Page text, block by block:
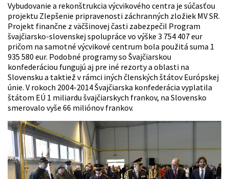
Vybudovanie a rekonštrukcia výcvikového centra je súčasťou
projektu Zlepšenie pripravenosti záchranných zložiek MV SR.
Projekt finančne z väčšinovej časti zabezpečil Program
švajčiarsko-slovenskej spolupráce vo výške 3 754 407 eur
pričom na samotné výcvikové centrum bola použitá suma 1
935 580 eur. Podobné programy so Švajčiarskou
konfederáciou fungujú aj pre iné rezorty a oblasti na
Slovensku a taktiež v rámci iných členských štátov Európskej
únie. V rokoch 2004-2014 Švajčiarska konfederácia vyplatila
štátom EÚ 1 miliardu švajčiarskych frankov, na Slovensko
smerovalo vyše 66 miliónov frankov.